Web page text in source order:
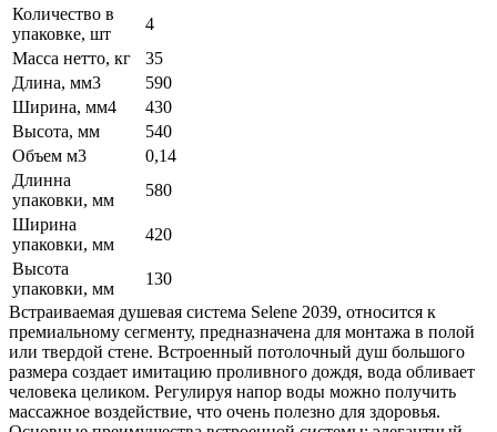
Количество в
упаковке, шт
4
Масса нетто, кг
35
Длина, мм3
590
Ширина, мм4
430
Высота, мм
540
Объем м3
0,14
Длинна
упаковки, мм
580
Ширина
упаковки, мм
420
Высота
упаковки, мм
130
Встраиваемая душевая система Selene 2039, относится к
премиальному сегменту, предназначена для монтажа в полой
или твердой стене. Встроенный потолочный душ большого
размера создает имитацию проливного дождя, вода обливает
человека целиком. Регулируя напор воды можно получить
массажное воздействие, что очень полезно для здоровья.